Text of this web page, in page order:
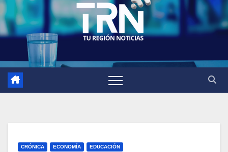
CRÓNICA ECONOMÍA EDUCACIÓN